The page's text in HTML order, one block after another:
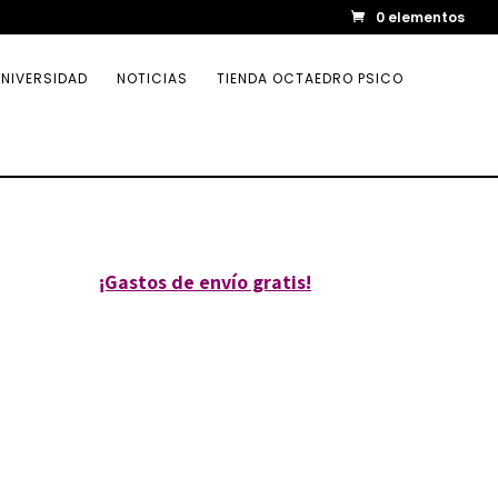
0 elementos
NOTICIAS TIENDA OCTAEDRO PSICO
¡Gastos de envío gratis!